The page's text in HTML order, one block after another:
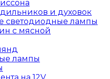
и духовок
светодиодные лампы
с мясной
лампы